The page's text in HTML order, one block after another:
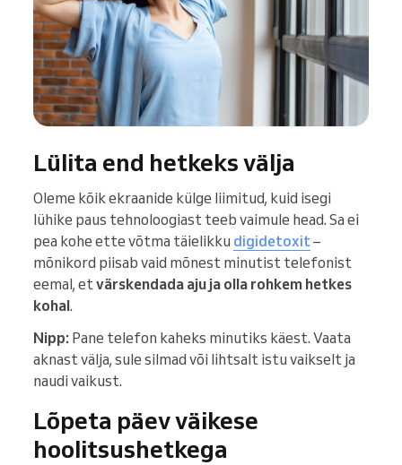
Lülita end hetkeks välja
Oleme kõik ekraanide külge liimitud, kuid isegi
lühike paus tehnoloogiast teeb vaimule head. Sa ei
pea kohe ette võtma täielikku digidetoxit–
mõnikord piisab vaid mõnest minutist telefonist
eemal, et värskendada aju ja olla rohkem hetkes
kohal.
Nipp: Pane telefon kaheks minutiks käest. Vaata
aknast välja, sule silmad või lihtsalt istu vaikselt ja
naudi vaikust.
Lõpeta päev väikese
hoolitsushetkega